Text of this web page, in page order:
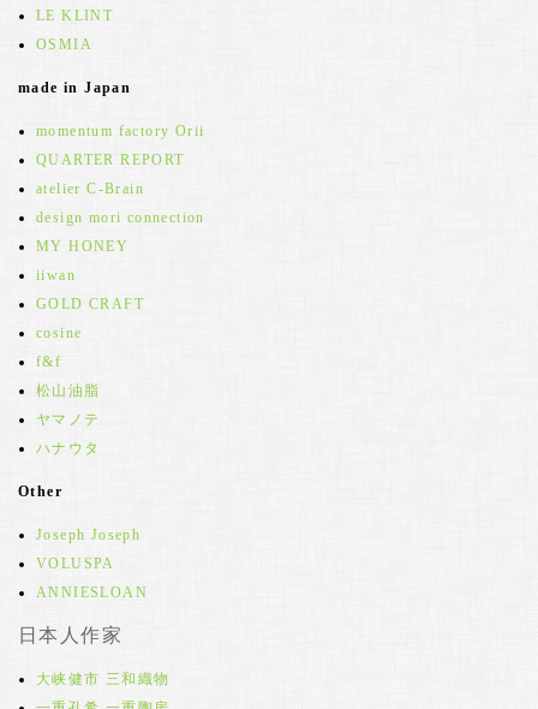
LE KLINT
OSMIA
made in Japan
momentum factory Orii
QUARTER REPORT
atelier C-Brain
design mori connection
MY HONEY
iiwan
GOLD CRAFT
cosine
f&f
松山油脂
ヤマノテ
ハナウタ
Other
Joseph Joseph
VOLUSPA
ANNIESLOAN
日本人作家
大峡健市 三和織物